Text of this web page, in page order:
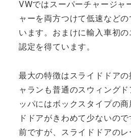
VWではスーパーチャージャ
ャーを両方つけて低速など
います。おまけに輸入車初
認定を得ています。
最大の特徴はスライドドア
ャランも普通のスウィング
ッパにはボックスタイプの
ドドアがきわめて少ないの
前ですが、スライドドアの